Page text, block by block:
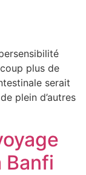
plus de
serait
plein d’autres
Banfi